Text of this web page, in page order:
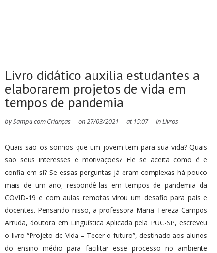
Livro didático auxilia estudantes a
elaborarem projetos de vida em
tempos de pandemia
bySampa com Crianças on27/03/2021 at 15:07 inLivros
Quais são os sonhos que um jovem tem para sua vida? Quais
são seus interesses e motivações? Ele se aceita como é e
confia em si? Se essas perguntas já eram complexas há pouco
mais de um ano, respondê-las em tempos de pandemia da
COVID-19 e com aulas remotas virou um desafio para pais e
docentes. Pensando nisso, a professora Maria Tereza Campos
Arruda, doutora em Linguística Aplicada pela PUC-SP, escreveu
o livro “Projeto de Vida – Tecer o futuro”, destinado aos alunos
do ensino médio para facilitar esse processo no ambiente